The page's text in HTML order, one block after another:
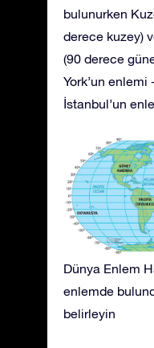
bulunurken
derece kuzey)
(90 derece
York’un enlemi
İstanbul’un
Dünya Enlem
enlemde
belirleyin